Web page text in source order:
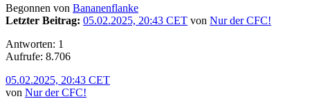
Begonnen von Bananenflanke
Letzter Beitrag: 05.02.2025, 20:43 CET von Nur der CFC!
Antworten: 1
Aufrufe: 8.706
05.02.2025, 20:43 CET
von Nur der CFC!